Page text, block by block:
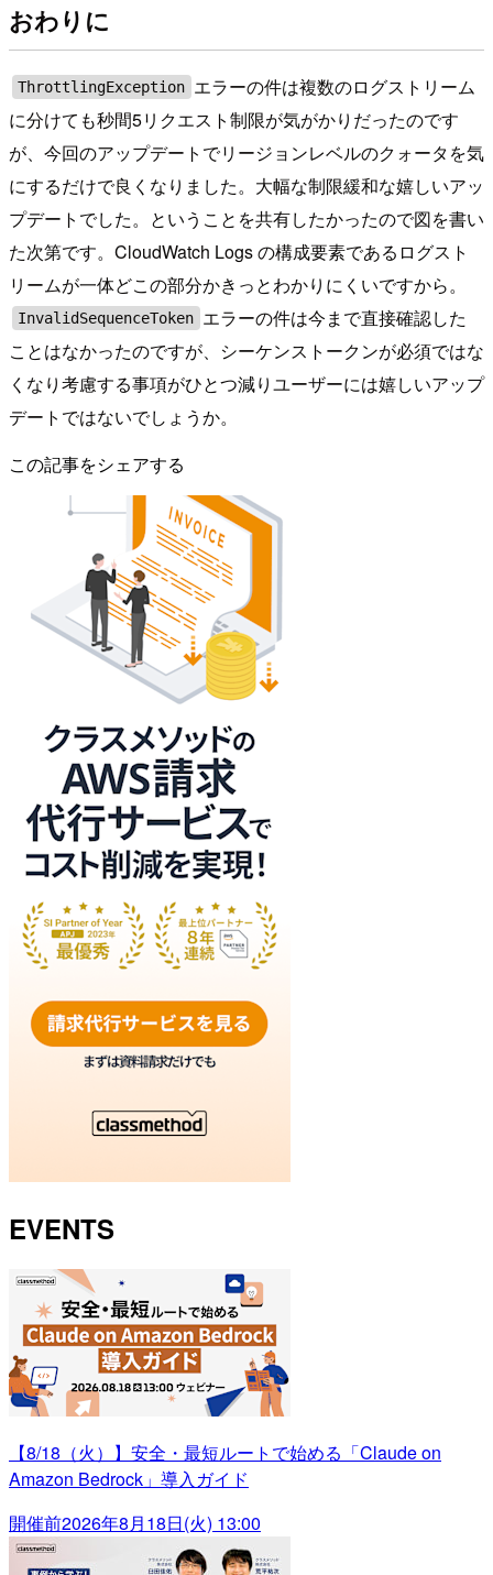
おわりに
ThrottlingException エラーの件は複数のログストリーム
に分けても秒間5リクエスト制限が気がかりだったのです
が、今回のアップデートでリージョンレベルのクォータを気
にするだけで良くなりました。大幅な制限緩和な嬉しいアッ
プデートでした。ということを共有したかったので図を書い
た次第です。CloudWatch Logs の構成要素であるログスト
リームが一体どこの部分かきっとわかりにくいですから。
InvalidSequenceToken エラーの件は今まで直接確認した
ことはなかったのですが、シーケンストークンが必須ではな
くなり考慮する事項がひとつ減りユーザーには嬉しいアップ
デートではないでしょうか。
この記事をシェアする
EVENTS
【8/18（火）】安全・最短ルートで始める「Claude on
Amazon Bedrock」導入ガイド
開催前2026年8月18日(火) 13:00